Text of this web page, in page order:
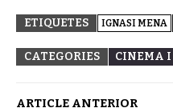
ETIQUETES IGNASI MENA
CATEGORIES CINEMA
ARTICLE ANTERIOR